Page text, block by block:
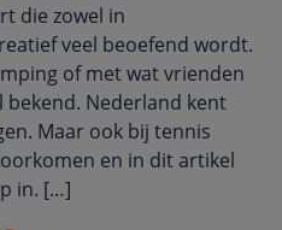
die zowel in
veel beoefend wordt.
of met wat vrienden
bekend. Nederland kent
Maar ook bij tennis
en in dit artikel
in. […]